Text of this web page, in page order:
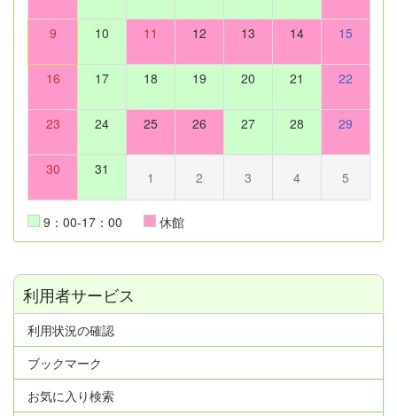
9 10 11 12 13 14 15
16 17 18 19 20 21 22
23 24 25 26 27 28 29
30 31 1 2 3 4 5
9：00-17：00 休館
利用者サービス
利用状況の確認
ブックマーク
お気に入り検索